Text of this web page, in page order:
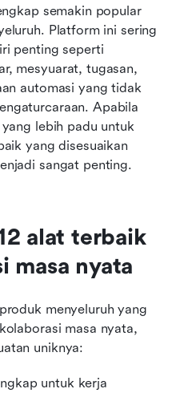
semakin popular
Platform ini sering
penting seperti
mesyuarat, tugasan,
automasi yang tidak
Apabila
lebih padu untuk
yang disesuaikan
sangat penting.
alat terbaik
masa nyata
menyeluruh yang
masa nyata,
uniknya:
untuk kerja